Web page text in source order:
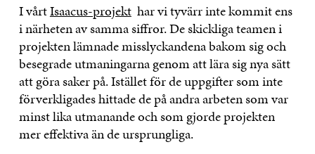
I vårtIsaacus-projekthar vi tyvärr inte kommit ens
i närheten av samma siffror. De skickliga teamen i
projekten lämnade misslyckandena bakom sig och
besegrade utmaningarna genom att lära sig nya sätt
att göra saker på. Istället för de uppgifter som inte
förverkligades hittade de på andra arbeten som var
minst lika utmanande och som gjorde projekten
mer effektiva än de ursprungliga.